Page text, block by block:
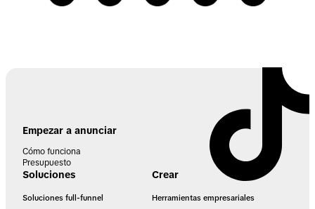
Empezar a anunciar
Cómo funciona
Presupuesto
Soluciones
Soluciones full-funnel
Crear
Herramientas empresariales